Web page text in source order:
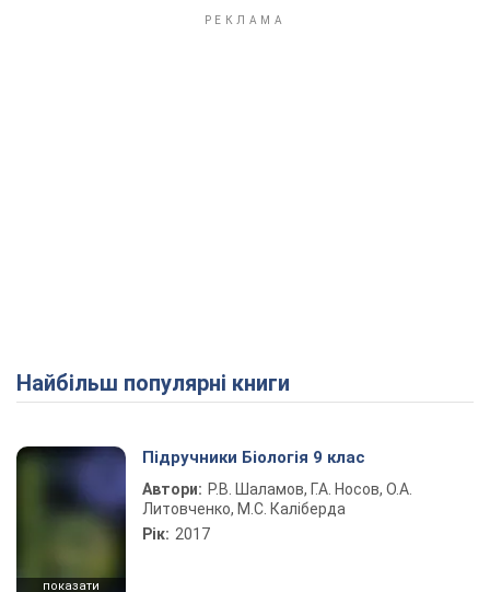
Найбільш популярні книги
показати
Підручники Біологія 9 клас
Автори: Р.В. Шаламов, Г.А. Носов, О.А.
Литовченко, М.С. Каліберда
Рік: 2017